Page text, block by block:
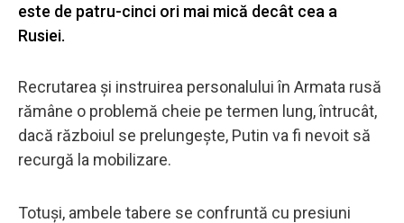
este de patru-cinci ori mai mică decât cea a
Rusiei.
Recrutarea și instruirea personalului în Armata rusă
rămâne o problemă cheie pe termen lung, întrucât,
dacă războiul se prelungește, Putin va fi nevoit să
recurgă la mobilizare.
Totuși, ambele tabere se confruntă cu presiuni